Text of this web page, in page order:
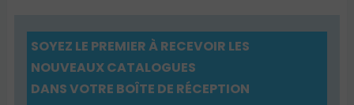
SOYEZ LE PREMIER À RECEVOIR LES
NOUVEAUX CATALOGUES
DANS VOTRE BOÎTE DE RÉCEPTION